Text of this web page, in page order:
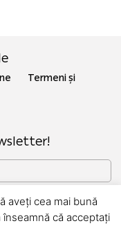
Termeni și
aveți cea mai bună
că acceptați